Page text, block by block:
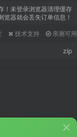
！未登录浏览器清理缓存
览器就会丢失订单信息！
技术支持 亲测可用
zip